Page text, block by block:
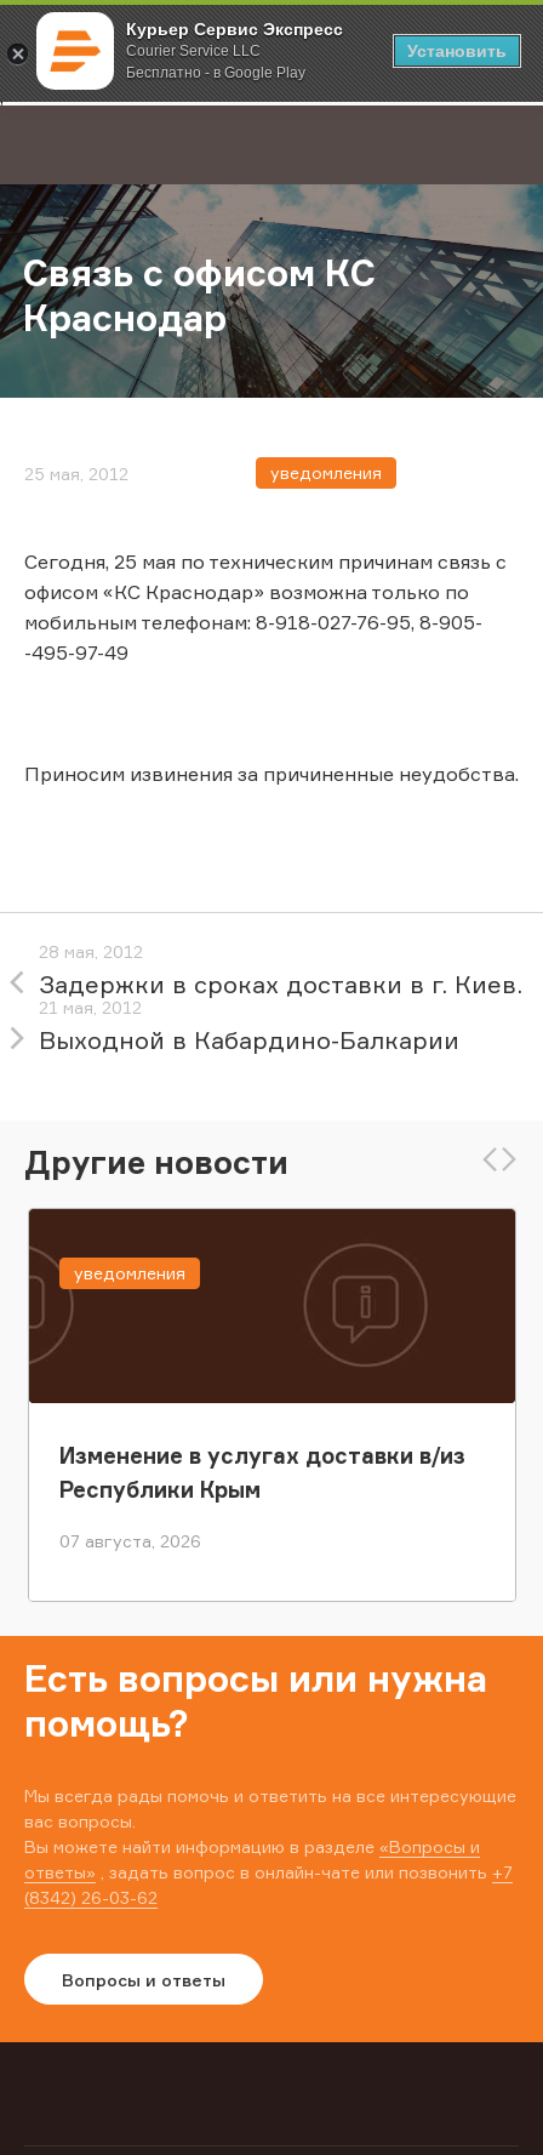
Курьер Сервис Экспресс
Courier Service LLC
Бесплатно - в Google Play
Установить
;
Главная О компании Новости Связь с офисом КС Краснодар
Связь с офисом КС
Краснодар
25 мая, 2012 уведомления
Сегодня, 25 мая по техническим причинам связь с
офисом «КС Краснодар» возможна только по
мобильным телефонам: 8-918-027-76-95, 8-905-
-495-97-49
Приносим извинения за причиненные неудобства.
28 мая, 2012
Задержки в сроках доставки в г. Киев.
21 мая, 2012
Выходной в Кабардино-Балкарии
Другие новости
Изменение в услугах доставки в/из
Республики Крым
07 августа, 2026
уведомления
Есть вопросы или нужна
помощь?
Мы всегда рады помочь и ответить на все интересующие
вас вопросы.
Вы можете найти информацию в разделе «Вопросы и
ответы» , задать вопрос в онлайн-чате или позвонить +7
(8342) 26-03-62
Вопросы и ответы